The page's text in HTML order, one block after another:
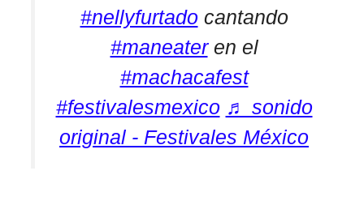
#nellyfurtado cantando
#maneateren el
#machacafest
#festivalesmexico ♬ sonido
original - Festivales México